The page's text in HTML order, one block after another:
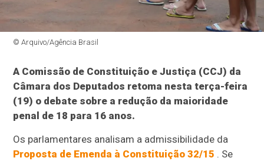
© Arquivo/Agência Brasil
A Comissão de Constituição e Justiça (CCJ) da
Câmara dos Deputados retoma nesta terça-feira
(19) o debate sobre a redução da maioridade
penal de 18 para 16 anos.
Os parlamentares analisam a admissibilidade da
Proposta de Emenda à Constituição 32/15 . Se